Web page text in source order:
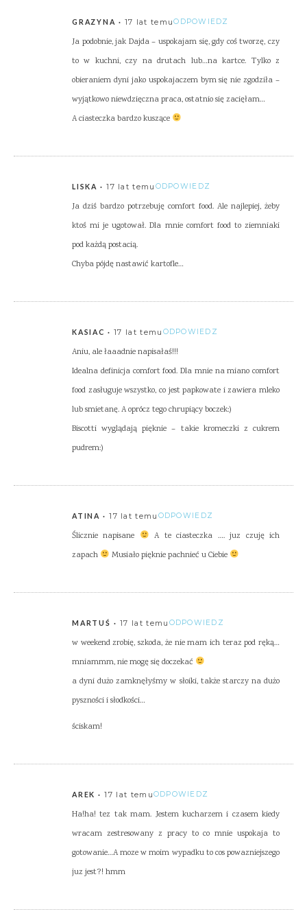
GRAZYNA 17 lat temuODPOWIEDZ
Ja podobnie, jak Dajda – uspokajam się, gdy coś tworzę, czy
to w kuchni, czy na drutach lub…na kartce. Tylko z
obieraniem dyni jako uspokajaczem bym się nie zgodziła –
wyjątkowo niewdzięczna praca, ostatnio się zacięłam…
A ciasteczka bardzo kuszące
LISKA 17 lat temu ODPOWIEDZ
Ja dziś bardzo potrzebuję comfort food. Ale najlepiej, żeby
ktoś mi je ugotował. Dla mnie comfort food to ziemniaki
pod każdą postacią.
Chyba pójdę nastawić kartofle…
KASIAC 17 lat temu ODPOWIEDZ
Aniu, ale łaaadnie napisałaś!!!
Idealna definicja comfort food. Dla mnie na miano comfort
food zasługuje wszystko, co jest papkowate i zawiera mleko
lub smietanę. A oprócz tego chrupiący boczek:)
Biscotti wyglądają pięknie – takie kromeczki z cukrem
pudrem:)
ATINA 17 lat temu ODPOWIEDZ
Ślicznie napisane
A te ciasteczka …. juz czuję ich
zapach
Musiało pięknie pachnieć u Ciebie
MARTUŚ 17 lat temu ODPOWIEDZ
w weekend zrobię, szkoda, że nie mam ich teraz pod ręką…
mniammm, nie mogę się doczekać
a dyni dużo zamknęłyśmy w słoiki, także starczy na dużo
pyszności i słodkości…
ściskam!
AREK 17 lat temuODPOWIEDZ
Ha!ha! tez tak mam. Jestem kucharzem i czasem kiedy
wracam zestresowany z pracy to co mnie uspokaja to
gotowanie…A moze w moim wypadku to cos powazniejszego
juz jest?! hmm